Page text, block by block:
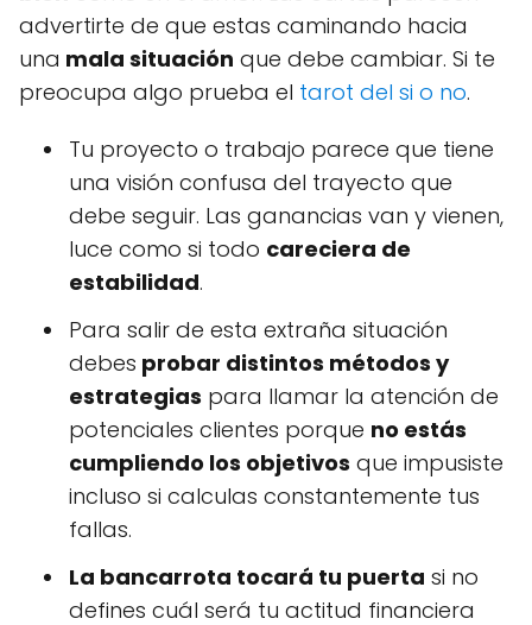
advertirte de que estas caminando hacia
una mala situación que debe cambiar. Si te
preocupa algo prueba el tarot del si o no.
Tu proyecto o trabajo parece que tiene
una visión confusa del trayecto que
debe seguir. Las ganancias van y vienen,
luce como si todo careciera de
estabilidad.
Para salir de esta extraña situación
debes probar distintos métodos y
estrategias para llamar la atención de
potenciales clientes porque no estás
cumpliendo los objetivos que impusiste
incluso si calculas constantemente tus
fallas.
La bancarrota tocará tu puerta si no
defines cuál será tu actitud financiera